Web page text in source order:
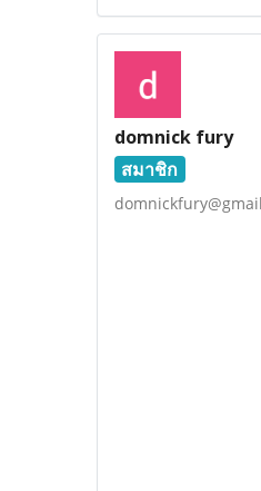
domnick fury
สมาชิก